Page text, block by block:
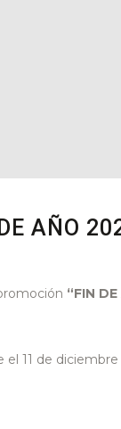
AÑO
“FIN
el 11 de